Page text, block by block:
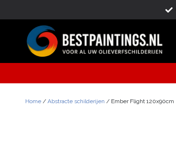
Home / Abstracte schilderijen / Ember Flight 120x90cm